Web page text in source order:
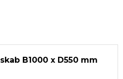
B1000 x D550 mm